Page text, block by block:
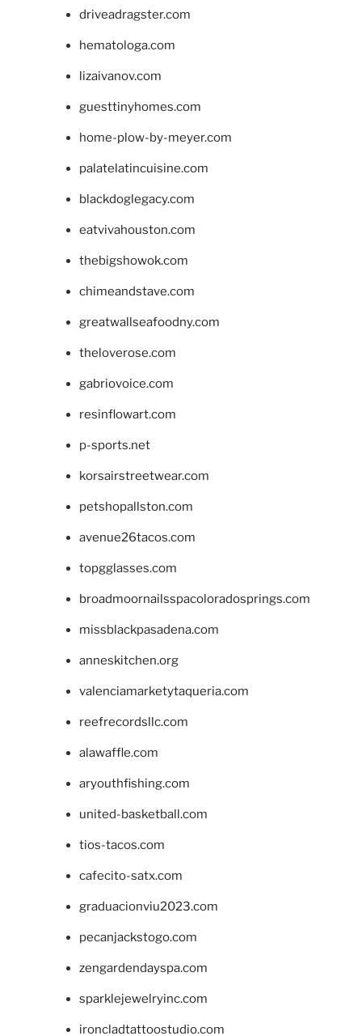
driveadragster.com
hematologa.com
lizaivanov.com
guesttinyhomes.com
home-plow-by-meyer.com
palatelatincuisine.com
blackdoglegacy.com
eatvivahouston.com
thebigshowok.com
chimeandstave.com
greatwallseafoodny.com
theloverose.com
gabriovoice.com
resinflowart.com
p-sports.net
korsairstreetwear.com
petshopallston.com
avenue26tacos.com
topgglasses.com
broadmoornailsspacoloradosprings.com
missblackpasadena.com
anneskitchen.org
valenciamarketytaqueria.com
reefrecordsllc.com
alawaffle.com
aryouthfishing.com
united-basketball.com
tios-tacos.com
cafecito-satx.com
graduacionviu2023.com
pecanjackstogo.com
zengardendayspa.com
sparklejewelryinc.com
ironcladtattoostudio.com